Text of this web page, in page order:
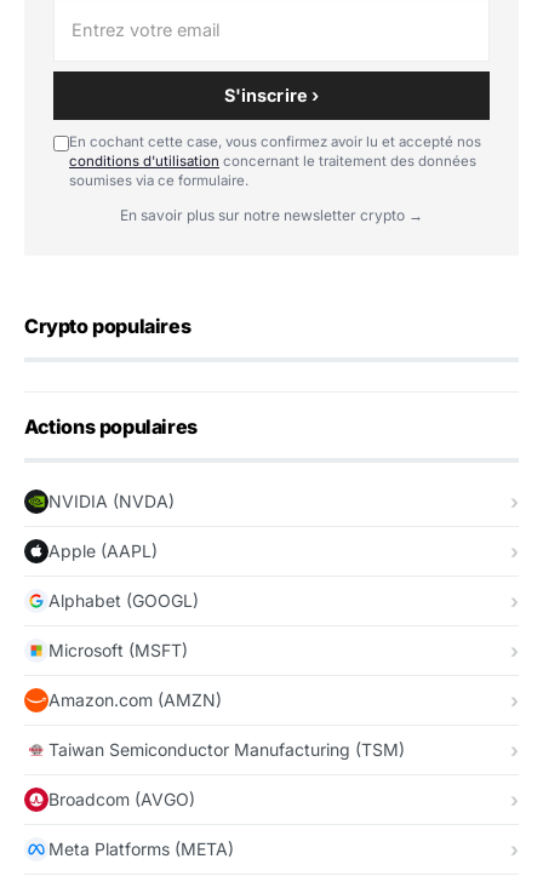
S'inscrire ›
En cochant cette case, vous confirmez avoir lu et accepté nos
conditions d'utilisation concernant le traitement des données
soumises via ce formulaire.
En savoir plus sur notre newsletter crypto →
Crypto populaires
Actions populaires
NVIDIA (NVDA)
Apple (AAPL)
Alphabet (GOOGL)
Microsoft (MSFT)
Amazon.com (AMZN)
Taiwan Semiconductor Manufacturing (TSM)
Broadcom (AVGO)
Meta Platforms (META)